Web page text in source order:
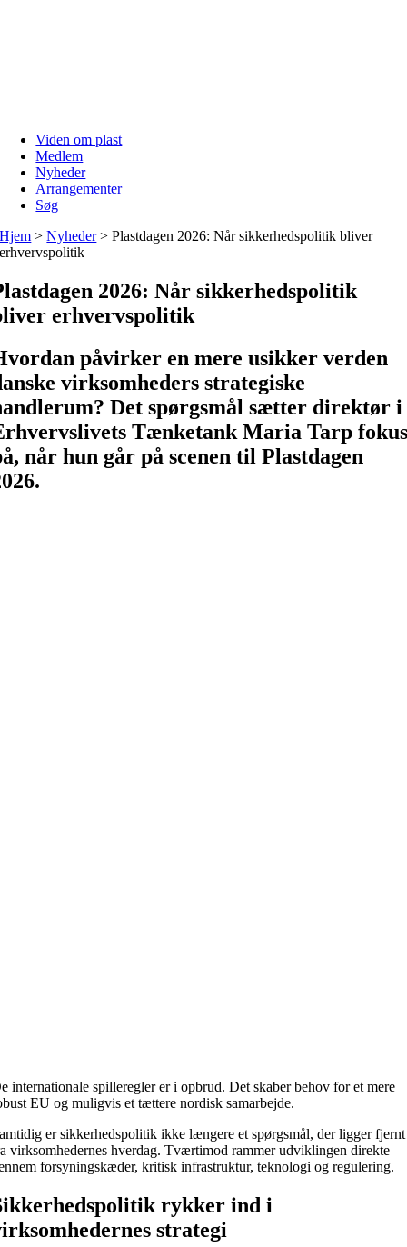
Viden om plast
Medlem
Nyheder
Arrangementer
Søg
Hjem >Nyheder>Plastdagen 2026: Når sikkerhedspolitik bliver
erhvervspolitik
2026: Når sikkerhedspolitik
erhvervspolitik
påvirker en mere usikker verden
virksomheders strategiske
Det spørgsmål sætter direktør i
Tænketank Maria Tarp
når hun går på scenen til Plastdagen
internationale spilleregler er i opbrud. Det skaber behov for et mere
EU og muligvis et tættere nordisk samarbejde.
er sikkerhedspolitik ikke længere et spørgsmål, der ligger fjernt
virksomhedernes hverdag. Tværtimod rammer udviklingen direkte
forsyningskæder, kritisk infrastruktur, teknologi og regulering.
rykker ind i
strategi